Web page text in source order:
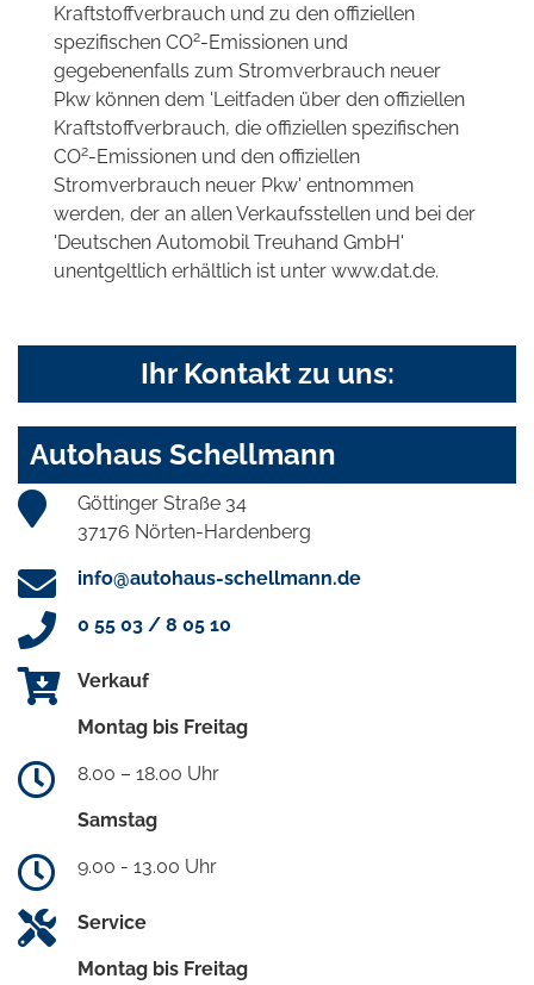
Kraftstoffverbrauch und zu den offiziellen
spezifischen CO2-Emissionen und
gegebenenfalls zum Stromverbrauch neuer
Pkw können dem 'Leitfaden über den offiziellen
Kraftstoffverbrauch, die offiziellen spezifischen
CO2-Emissionen und den offiziellen
Stromverbrauch neuer Pkw' entnommen
werden, der an allen Verkaufsstellen und bei der
'Deutschen Automobil Treuhand GmbH'
unentgeltlich erhältlich ist unter www.dat.de.
Ihr Kontakt zu uns:
Autohaus Schellmann
Göttinger Straße 34
37176 Nörten-Hardenberg
info@autohaus-schellmann.de
0 55 03 / 8 05 10
Verkauf
Montag bis Freitag
8.00 – 18.00 Uhr
Samstag
9.00 - 13.00 Uhr
Service
Montag bis Freitag